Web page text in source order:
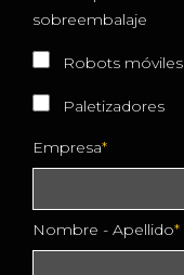
sobreembalaje
Robots móviles
Paletizadores
Empresa
Nombre - Apellido